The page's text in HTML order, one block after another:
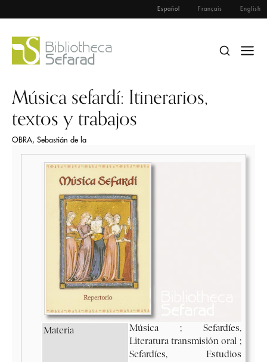
Español Français English
Música sefardí: Itinerarios,
textos y trabajos
OBRA, Sebastián de la